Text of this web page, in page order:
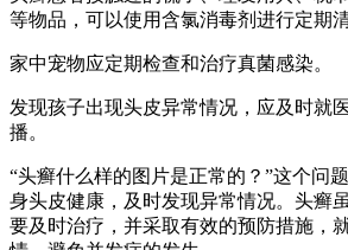
等物品，可以使用含氯消毒剂进行定期
家中宠物应定期检查和治疗真菌感染。
发现孩子出现头皮异常情况，应及时就
播。
“头癣什么样的图片是正常的？”这个问
身头皮健康，及时发现异常情况。头癣
要及时治疗，并采取有效的预防措施，